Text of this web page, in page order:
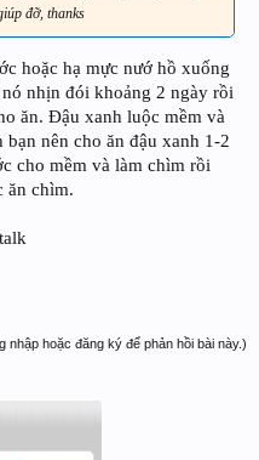
đỡ, thanks
hoặc hạ mực nướ hồ xuống
nhịn đói khoảng 2 ngày rồi
ăn. Đậu xanh luộc mềm và
nên cho ăn đậu xanh 1-2
cho mềm và làm chìm rồi
ăn chìm.
nhập hoặc đăng ký để phản hồi bài này.)